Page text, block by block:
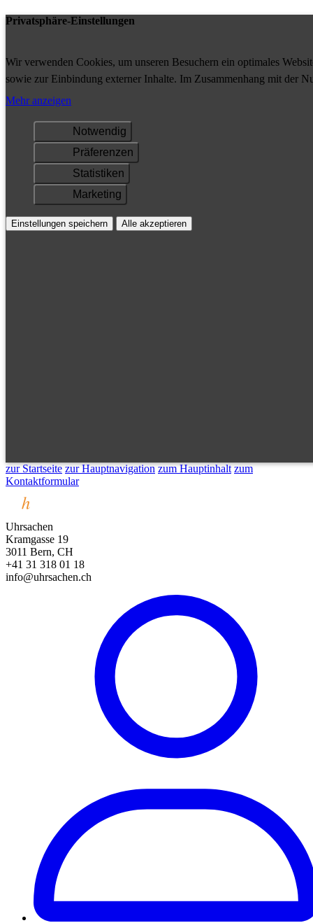
Privatsphäre-Einstellungen
Wir verwenden Cookies, um unseren Besuchern ein optimales
sowie zur Einbindung externer Inhalte. Im Zusammenhang mit der
Ihrem Gerät gespeichert und/oder abgerufen.
Mehr anzeigen
Notwendig
Präferenzen
Statistiken
Marketing
Einstellungen speichern Alle akzeptieren
zur Startseite zur Hauptnavigation zum Hauptinhalt zum
Kontaktformular
Uhrsachen
Kramgasse 19
3011 Bern, CH
+41 31 318 01 18
info@uhrsachen.ch